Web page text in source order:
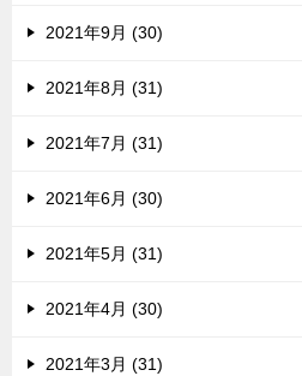
2021年9月 (30)
2021年8月 (31)
2021年7月 (31)
2021年6月 (30)
2021年5月 (31)
2021年4月 (30)
2021年3月 (31)